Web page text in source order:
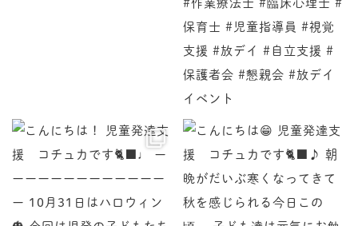
♩ ーーーーーーーーーーーーーー 10月31日はハロ
児童発達支援 コチュカです